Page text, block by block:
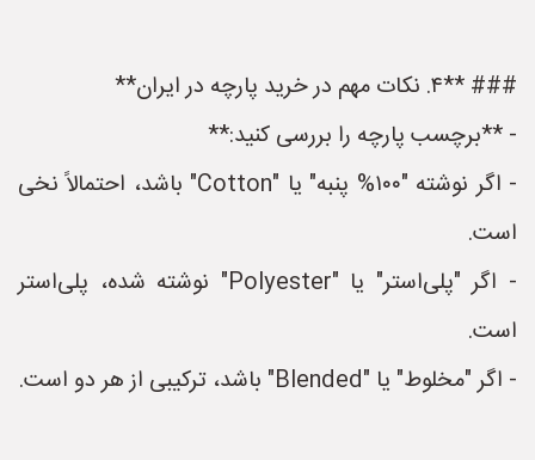
### **۴. نکات مهم در خرید پارچه در ایران**
- **برچسب پارچه را بررسی کنید:**
- اگر نوشته "۱۰۰% پنبه" یا "Cotton" باشد، احتمالاً نخی
است.
- اگر "پلی‌استر" یا "Polyester" نوشته شده، پلی‌استر
است.
- اگر "مخلوط" یا "Blended" باشد، ترکیبی از هر دو است.